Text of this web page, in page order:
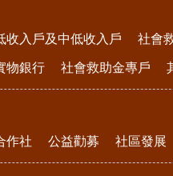
收入戶及中低收入戶 社會
物銀行 社會救助金專戶
作社 公益勸募 社區發展